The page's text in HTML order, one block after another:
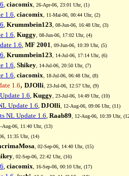
, ciacomix , 26-Apr-06, 23:01 Uhr, (1)
1.6, ciacomix , 11-Mai-06, 00:44 Uhr, (2)
, Krummbein123 , 08-Jun-06, 16:48 Uhr, (3)
1.6, Kuggy , 08-Jun-06, 17:02 Uhr, (4)
1.6, MF 2001 , 09-Jun-06, 10:39 Uhr, (5)
, Krummbein123 , 14-Jul-06, 17:14 Uhr, (6)
1.6, Shikey , 14-Jul-06, 20:50 Uhr, (7)
1.6, ciacomix , 18-Jul-06, 06:48 Uhr, (8)
1.6, DJOlli , 23-Jul-06, 12:57 Uhr, (9)
1.6, Kuggy , 23-Jul-06, 14:49 Uhr, (10)
Update 1.6, DJOlli , 12-Aug-06, 09:06 Uhr, (11)
NL Update 1.6, Raab89 , 12-Aug-06, 10:39 Uhr,
Aug-06, 11:40 Uhr, (13)
06, 11:35 Uhr, (14)
, 02-Sep-06, 14:40 Uhr, (15)
, 02-Sep-06, 22:42 Uhr, (16)
, ciacomix , 16-Sep-06, 00:10 Uhr, (17)